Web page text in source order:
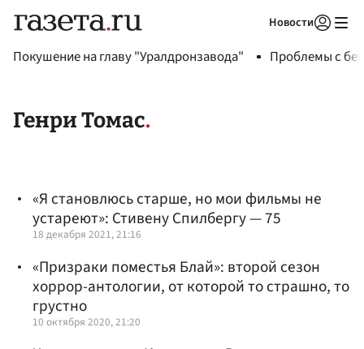
Новости
Покушение на главу "Уралдронзавода" Проблемы с
Генри Томас
«Я становлюсь старше, но мои фильмы не
устареют»: Стивену Спилбергу — 75
18 декабря 2021, 21:16
«Призраки поместья Блай»: второй сезон
хоррор-антологии, от которой то страшно, то
грустно
10 октября 2020, 21:20